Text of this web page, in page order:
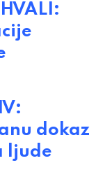
dokaz
ljude